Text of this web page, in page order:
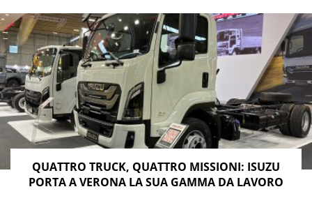
QUATTRO TRUCK, QUATTRO MISSIONI: ISUZU
PORTA A VERONA LA SUA GAMMA DA LAVORO